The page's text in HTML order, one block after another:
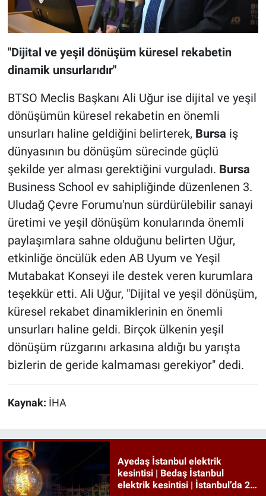
"Dijital ve yeşil dönüşüm küresel rekabetin
dinamik unsurlarıdır"
BTSO Meclis Başkanı Ali Uğur ise dijital ve yeşil
dönüşümün küresel rekabetin en önemli
unsurları haline geldiğini belirterek, Bursa iş
dünyasının bu dönüşüm sürecinde güçlü
şekilde yer alması gerektiğini vurguladı. Bursa
Business School ev sahipliğinde düzenlenen 3.
Uludağ Çevre Forumu'nun sürdürülebilir sanayi
üretimi ve yeşil dönüşüm konularında önemli
paylaşımlara sahne olduğunu belirten Uğur,
etkinliğe öncülük eden AB Uyum ve Yeşil
Mutabakat Konseyi ile destek veren kurumlara
teşekkür etti. Ali Uğur, "Dijital ve yeşil dönüşüm,
küresel rekabet dinamiklerinin en önemli
unsurları haline geldi. Birçok ülkenin yeşil
dönüşüm rüzgarını arkasına aldığı bu yarışta
bizlerin de geride kalmaması gerekiyor" dedi.
Kaynak: İHA
Ayedaş İstanbul elektrik
kesintisi | Bedaş İstanbul
elektrik kesintisi | İstanbul’da 21